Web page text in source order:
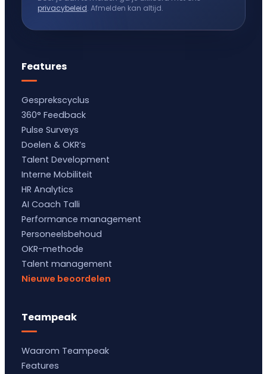
privacybeleid. Afmelden kan altijd.
Features
Gesprekscyclus
360° Feedback
Pulse Surveys
Doelen & OKR’s
Talent Development
Interne Mobiliteit
HR Analytics
AI Coach Talli
Performance management
Personeelsbehoud
OKR-methode
Talent management
Nieuwe beoordelen
Teampeak
Waarom Teampeak
Features